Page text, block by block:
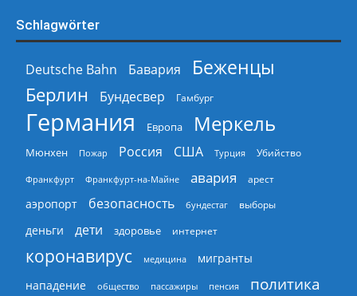
Schlagwörter
Deutsche Bahn Бавария
Беженцы
Берлин
Бундесвер Гамбург
Германия Европа Меркель
Мюнхен Пожар Россия США Турция Убийство
Франкфурт Франкфурт-на-Майне авария арест
аэропорт безопасность бундестаг выборы
деньги дети здоровье интернет
коронавирус медицина
мигранты
нападение
общество пассажиры пенсия политика